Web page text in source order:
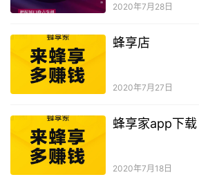
2020年7月28日
蜂享店
2020年7月27日
蜂享家app下载
2020年7月18日